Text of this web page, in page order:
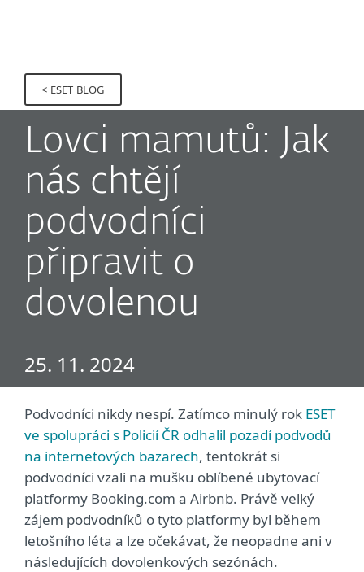
< ESET BLOG
Lovci mamutů: Jak
nás chtějí
podvodníci
připravit o
dovolenou
25. 11. 2024
Podvodníci nikdy nespí. Zatímco minulý rok ESET
ve spolupráci s Policií ČR odhalil pozadí podvodů
na internetových bazarech, tentokrát si
podvodníci vzali na mušku oblíbené ubytovací
platformy Booking.com a Airbnb. Právě velký
zájem podvodníků o tyto platformy byl během
letošního léta a lze očekávat, že neopadne ani v
následujících dovolenkových sezónách.